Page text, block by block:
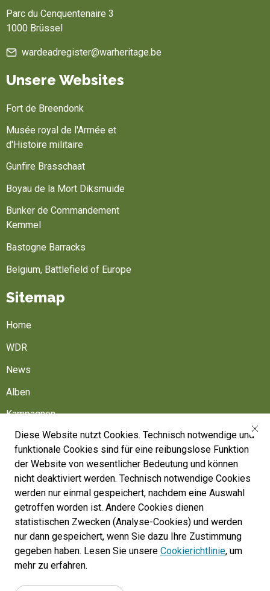
Diese Website nutzt Cookies. Technisch notwendige und
funktionale Cookies sind für eine reibungslose Funktion
der Website von wesentlicher Bedeutung und können
nicht deaktiviert werden. Technisch notwendige Cookies
werden nur einmal gespeichert, nachdem eine Auswahl
getroffen worden ist. Andere Cookies dienen
statistischen Zwecken (Analyse-Cookies) und werden
nur dann gespeichert, wenn Sie dazu Ihre Zustimmung
gegeben haben. Lesen Sie unsere Cookierichtlinie, um
mehr zu erfahren.
Parc du Cenquentenaire 3
1000 Brüssel
wardeadregister@warheritage.be
Unsere Websites
Fort de Breendonk
Musée royal de l'Armée et
d'Histoire militaire
Gunfire Brasschaat
Boyau de la Mort Diksmuide
Bunker de Commandement
Kemmel
Bastogne Barracks
Belgium, Battlefield of Europe
Sitemap
Home
WDR
News
Alben
Kampagnen
Friedhöfe
Belgische Armee
Machen Sie mit
Folgen Sie uns
War Heritage Institute
Belgium, Battlefield of Europe